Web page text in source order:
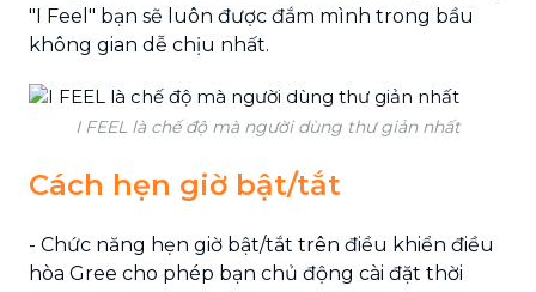
"I Feel" bạn sẽ luôn được đắm mình trong bầu
không gian dễ chịu nhất.
I FEEL là chế độ mà người dùng thư giản nhất
Cách hẹn giờ bật/tắt
- Chức năng hẹn giờ bật/tắt trên điều khiển điều
hòa Gree cho phép bạn chủ động cài đặt thời